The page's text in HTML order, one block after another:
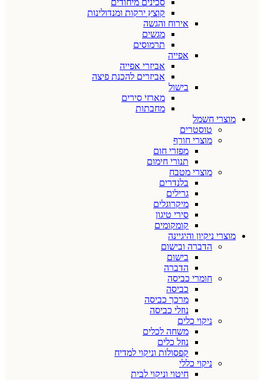
סכינים מיחודים
קוצץ ירקות ומנדולינות
אירוח והגשה
מגשים
תרמוסים
אפייה
אביזרי אפייה
אביזרים להכנת פיצה
בישול
מארזי סירים
מחבתות
מוצרי חשמל
טוסטרים
מוצרי חורף
מפזרי חום
תנורי חימום
מוצרי מטבח
בלנדרים
גרילים
מיקרוגלים
סירי טיגון
קומקומים
מוצרי ניקיון והיגיינה
הדברה ובישום
בישום
הדברה
חומרי כביסה
כביסה
מרכך כביסה
נוזלי כביסה
ניקוי כלים
משחה לכלים
נוזל כלים
קפסולות וניקוי למדיח
ניקוי כללי
חיטוי וניקוי לבית